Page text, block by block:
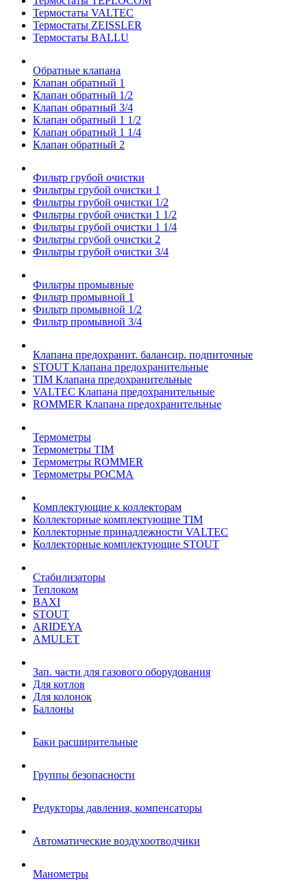
Термостаты VALTEC
Термостаты ZEISSLER
Термостаты BALLU
Обратные клапана
Клапан обратный 1
Клапан обратный 1/2
Клапан обратный 3/4
Клапан обратный 1 1/2
Клапан обратный 1 1/4
Клапан обратный 2
Фильтр грубой очистки
Фильтры грубой очистки 1
Фильтры грубой очистки 1/2
Фильтры грубой очистки 1 1/2
Фильтры грубой очистки 1 1/4
Фильтры грубой очистки 2
Фильтры грубой очистки 3/4
Фильтры промывные
Фильтр промывной 1
Фильтр промывной 1/2
Фильтр промывной 3/4
Клапана предохранит. балансир. подпиточные
STOUT Клапана предохранительные
TIM Клапана предохранительные
VALTEC Клапана предохранительные
ROMMER Клапана предохранительные
Термометры
Термометры TIM
Термометры ROMMER
Термометры РОСМА
Комплектующие к коллекторам
Коллекторные комплектующие TIM
Коллекторные принадлежности VALTEC
Коллекторные комплектующие STOUT
Стабилизаторы
Теплоком
BAXI
STOUT
ARIDEYA
AMULET
Зап. части для газового оборудования
Для котлов
Для колонок
Баллоны
Баки расширительные
Группы безопасности
Редукторы давления, компенсаторы
Автоматические воздухоотводчики
Манометры